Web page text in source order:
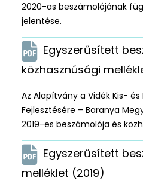
2020-as beszámolójának
jelentése.
Egyszerűsített
közhasznúsági
Az Alapítvány a Vidék Kis-
Fejlesztésére – Baranya
2019-es beszámolója és
Egyszerűsített
melléklet (2019)